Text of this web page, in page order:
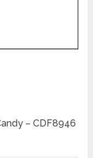
– CDF8946